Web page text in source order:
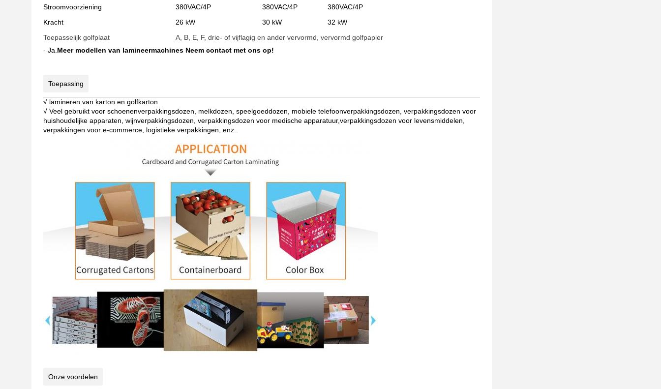
Stroomvoorziening 380VAC/4P 380VAC/4P
380VAC/4P
Kracht
26 kW 30 kW
32 kW
Toepasselijk golfplaat
A, B, E, F, drie- of vijflagig en ander vervormd, vervormd golfpapier
- Ja. Meer modellen van lamineermachines Neem contact met ons op!
Toepassing
√ lamineren van karton en golfkarton
√ Veel gebruikt voor schoenenverpakkingsdozen, melkdozen, speelgoeddozen, mobiele telefoonverpakkingsdozen, verpakkingsdozen voor
huishoudelijke apparaten, wijnverpakkingsdozen, verpakkingsdozen voor medische apparatuur,verpakkingsdozen voor levensmiddelen,
verpakkingen voor e-commerce, logistieke verpakkingen, enz.
Onze voordelen